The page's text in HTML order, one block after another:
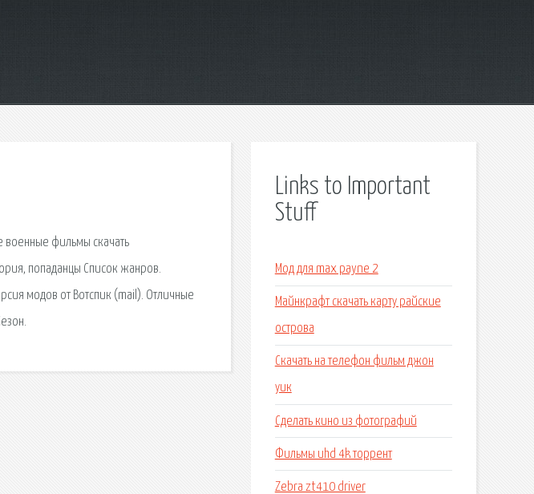
военные фильмы скачать
попаданцы Список жанров.
модов от Вотспик (mail). Отличные
Links to Important
Stuff
Мод для max payne 2
Майнкрафт скачать карту райские
острова
Скачать на телефон фильм джон
уик
Сделать кино из фотографий
Фильмы uhd 4k торрент
Zebra zt410 driver